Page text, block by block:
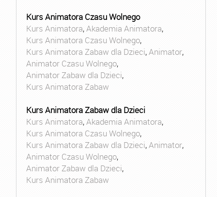
Kurs Animatora Czasu Wolnego
Kurs Animatora,Akademia Animatora,
Kurs Animatora Czasu Wolnego,
Kurs Animatora Zabaw dla Dzieci,Animator,
Animator Czasu Wolnego,
Animator Zabaw dla Dzieci,
Kurs Animatora Zabaw
Kurs Animatora Zabaw dla Dzieci
Kurs Animatora,Akademia Animatora,
Kurs Animatora Czasu Wolnego,
Kurs Animatora Zabaw dla Dzieci,Animator,
Animator Czasu Wolnego,
Animator Zabaw dla Dzieci,
Kurs Animatora Zabaw